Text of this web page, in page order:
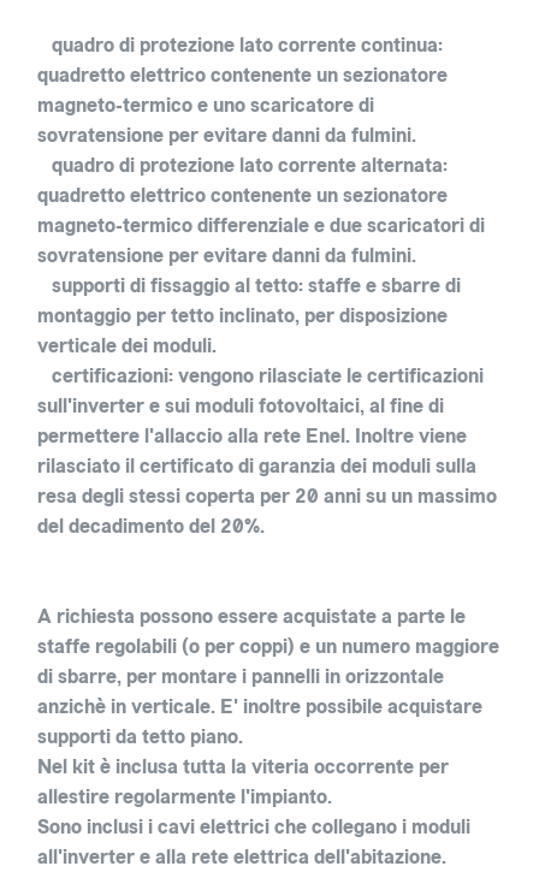
quadro di protezione lato corrente continua:
quadretto elettrico contenente un sezionatore
magneto-termico e uno scaricatore di
sovratensione per evitare danni da fulmini.
quadro di protezione lato corrente alternata:
quadretto elettrico contenente un sezionatore
magneto-termico differenziale e due scaricatori di
sovratensione per evitare danni da fulmini.
supporti di fissaggio al tetto: staffe e sbarre di
montaggio per tetto inclinato, per disposizione
verticale dei moduli.
certificazioni: vengono rilasciate le certificazioni
sull'inverter e sui moduli fotovoltaici, al fine di
permettere l'allaccio alla rete Enel. Inoltre viene
rilasciato il certificato di garanzia dei moduli sulla
resa degli stessi coperta per 20 anni su un massimo
del decadimento del 20%.
A richiesta possono essere acquistate a parte le
staffe regolabili (o per coppi) e un numero maggiore
di sbarre, per montare i pannelli in orizzontale
anzichè in verticale. E' inoltre possibile acquistare
supporti da tetto piano.
Nel kit è inclusa tutta la viteria occorrente per
allestire regolarmente l'impianto.
Sono inclusi i cavi elettrici che collegano i moduli
all'inverter e alla rete elettrica dell'abitazione.